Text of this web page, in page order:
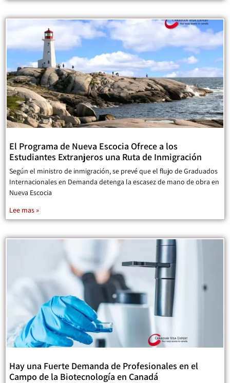
El Programa de Nueva Escocia Ofrece a los
Estudiantes Extranjeros una Ruta de Inmigración
Según el ministro de inmigración, se prevé que el flujo de Graduados
Internacionales en Demanda detenga la escasez de mano de obra en
Nueva Escocia
Lee mas »
Hay una Fuerte Demanda de Profesionales en el
Campo de la Biotecnología en Canadá